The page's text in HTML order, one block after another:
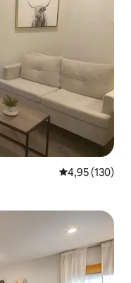
Средна
4,95 (130)